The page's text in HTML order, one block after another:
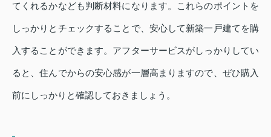
てくれるかなども判断材料になります。これらのポイントを
しっかりとチェックすることで、安心して新築一戸建てを購
入することができます。アフターサービスがしっかりしてい
ると、住んでからの安心感が一層高まりますので、ぜひ購入
前にしっかりと確認しておきましょう。